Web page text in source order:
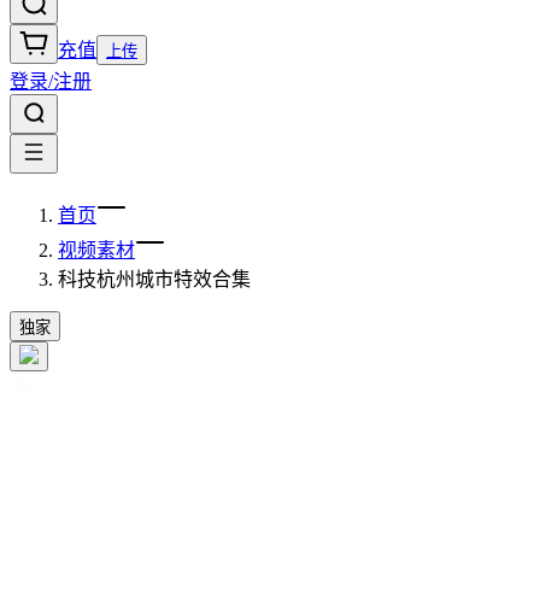
充值 上传
登录/注册
首页
视频素材
科技杭州城市特效合集
独家